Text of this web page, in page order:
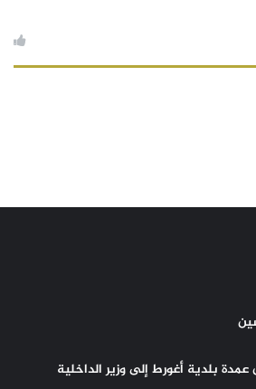
بلدية أغورط إلى وزير الداخلية